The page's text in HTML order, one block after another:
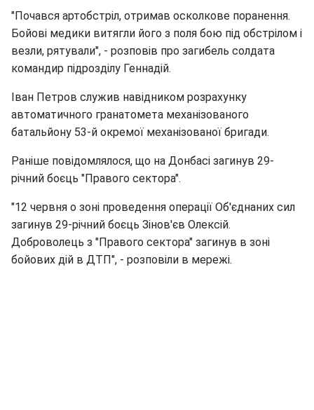
"Почався артобстріл, отримав осколкове поранення.
Бойові медики витягли його з поля бою під обстрілом і
везли, рятували", - розповів про загибель солдата
командир підрозділу Геннадій.
Іван Петров служив навідником розрахунку
автоматичного гранатомета механізованого
батальйону 53-й окремої механізованої бригади.
Раніше повідомлялося, що на Донбасі загинув 29-
річний боєць "Правого сектора".
"12 червня о зоні проведення операції Об'єднаних сил
загинув 29-річний боєць Зінов'єв Олексій.
Доброволець з "Правого сектора" загинув в зоні
бойових дій в ДТП", - розповіли в мережі.